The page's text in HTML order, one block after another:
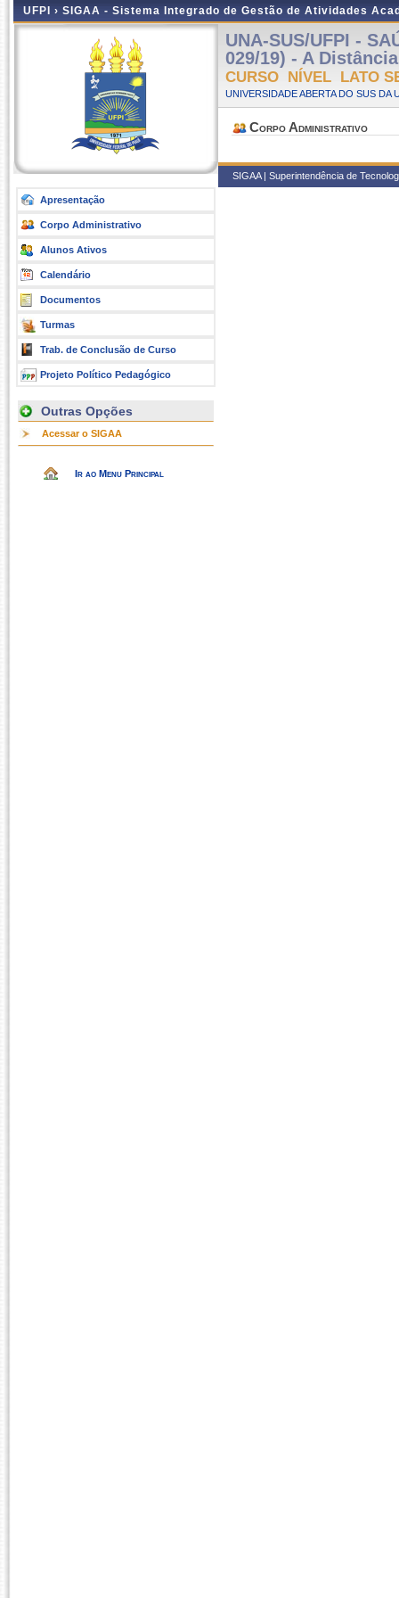
UFPI › SIGAA - Sistema Integrado de Gestão de Atividades
Apresentação
Corpo Administrativo
Alunos Ativos
Calendário
Documentos
Turmas
Trab. de Conclusão de Curso
Projeto Político Pedagógico
Outras Opções
Acessar o SIGAA
Ir ao Menu Principal
UNA-SUS/UFPI -
029/19) - A
CURSO NÍVEL LATO
UNIVERSIDADE ABERTA DO SUS DA
Corpo Administrativo
SIGAA | Superintendência de